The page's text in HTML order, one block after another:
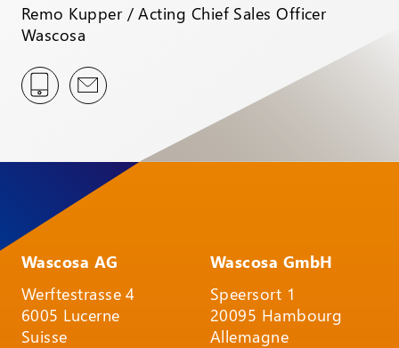
Remo Kupper / Acting Chief Sales Officer
Wascosa
Wascosa AG
Werftestrasse 4
6005 Lucerne
Suisse
Wascosa GmbH
Speersort 1
20095 Hambourg
Allemagne